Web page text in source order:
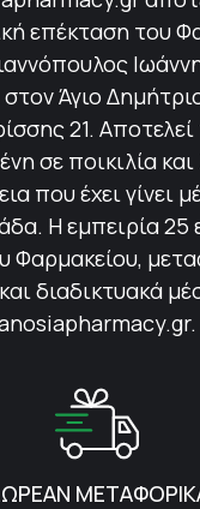
επέκταση του
στον Άγιο
21. Αποτελεί
σε ποικιλία και
που έχει γίνει
Η εμπειρία 25
Φαρμακείου,
διαδικτυακά